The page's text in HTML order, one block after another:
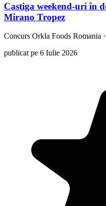
Castiga weekend-uri în
Mirano Tropez
Concurs Orkla Foods Romania ·
publicat pe 6 Iulie 2026